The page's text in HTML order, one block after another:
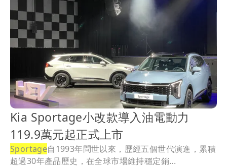
Kia Sportage小改款導入油電動力
119.9萬元起正式上市
Sportage自1993年問世以來，歷經五個世代演進，累積
超過30年產品歷史，在全球市場維持穩定銷...